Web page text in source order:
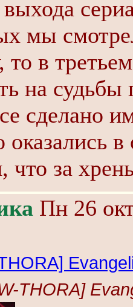
мы
то в
на судьбы
сделано
оказались
что за
Пн 26
THORA]